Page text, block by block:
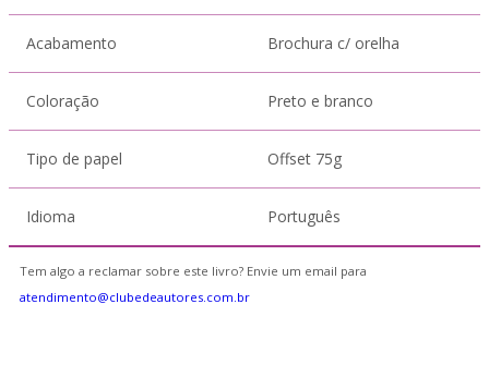
Acabamento Brochura c/ orelha
Coloração Preto e branco
Tipo de papel Offset 75g
Idioma Português
Tem algo a reclamar sobre este livro? Envie um email para
atendimento@clubedeautores.com.br